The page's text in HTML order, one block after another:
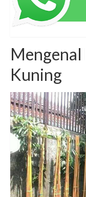
Mengenal
Kuning